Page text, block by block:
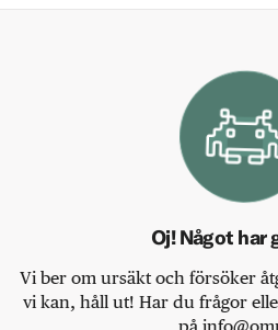
Oj! Något har
Vi ber om ursäkt och försöker
vi kan, håll ut! Har du frågor